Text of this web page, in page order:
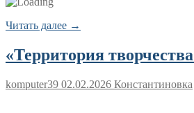
Читать далее →
«Территория
komputer39 02.02.2026 Константиновка